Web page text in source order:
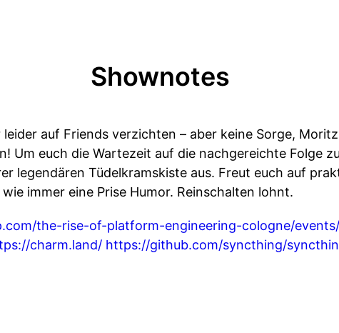
Shownotes
auf Friends verzichten – aber keine Sorge,
Um euch die Wartezeit auf die nachgereichte Folge
legendären Tüdelkramskiste aus. Freut euch auf
immer eine Prise Humor. Reinschalten lohnt.
the-rise-of-platform-engineering-cologne/events/
charm.land/ https://github.com/syncthing/